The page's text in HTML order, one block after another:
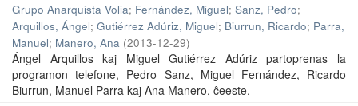
Grupo Anarquista Volia; Fernández, Miguel; Sanz, Pedro;
Arquillos, Ángel; Gutiérrez Adúriz, Miguel; Biurrun, Ricardo; Parra,
Manuel; Manero, Ana (2013-12-29)
Ángel Arquillos kaj Miguel Gutiérrez Adúriz partoprenas la
programon telefone, Pedro Sanz, Miguel Fernández, Ricardo
Biurrun, Manuel Parra kaj Ana Manero, ĉeeste.